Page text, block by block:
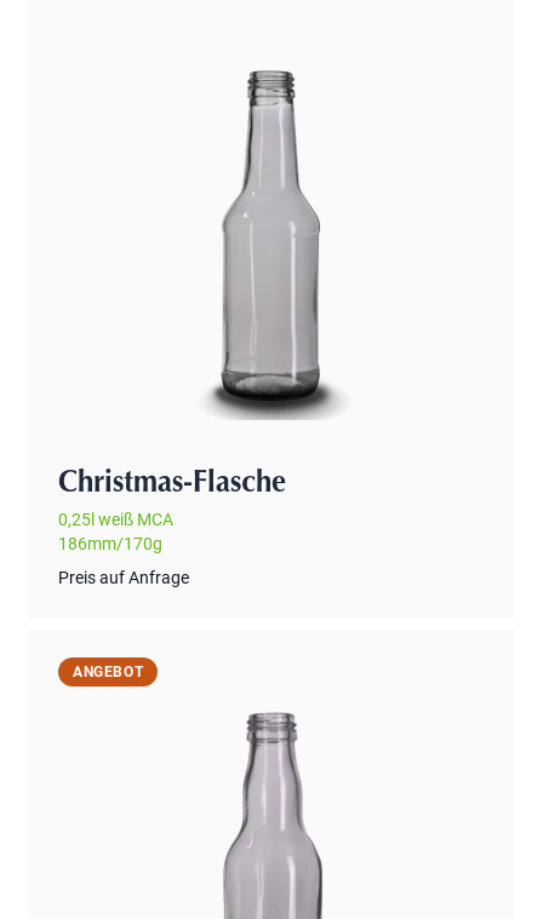
Christmas-Flasche
0,25l weiß MCA
186mm/170g
Preis auf Anfrage
ANGEBOT